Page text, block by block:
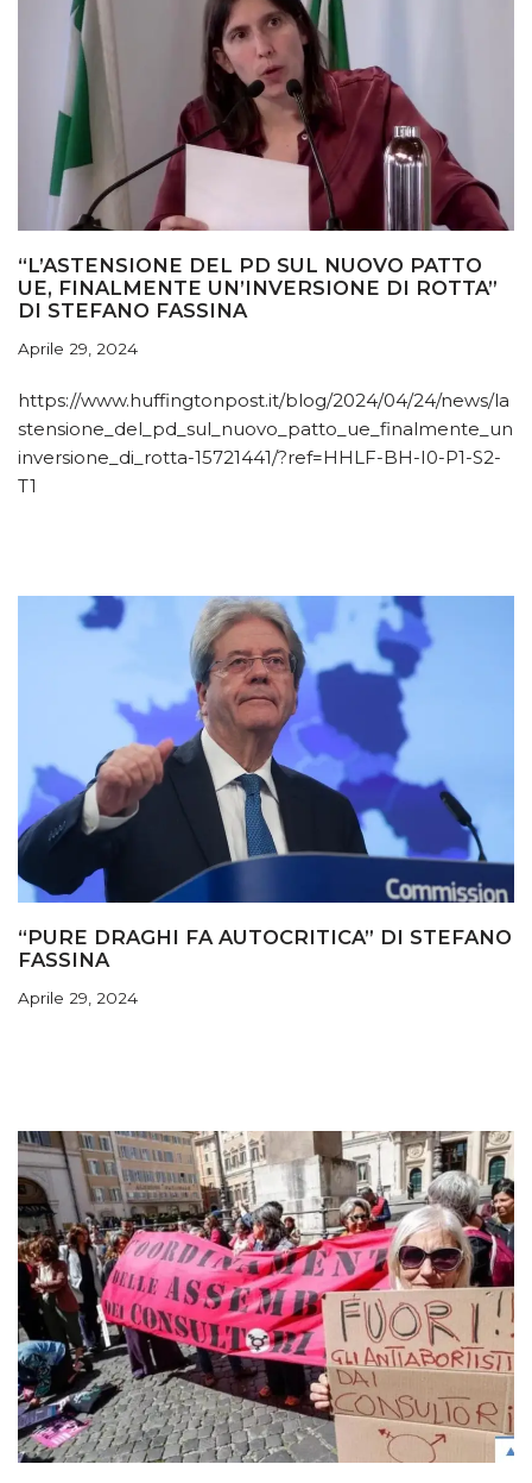
“L’ASTENSIONE DEL PD SUL NUOVO PATTO
UE, FINALMENTE UN’INVERSIONE DI ROTTA”
DI STEFANO FASSINA
Aprile 29, 2024
https://www.huffingtonpost.it/blog/2024/04/24/news/la
stensione_del_pd_sul_nuovo_patto_ue_finalmente_un
inversione_di_rotta-15721441/?ref=HHLF-BH-I0-P1-S2-
T1
“PURE DRAGHI FA AUTOCRITICA” DI STEFANO
FASSINA
Aprile 29, 2024